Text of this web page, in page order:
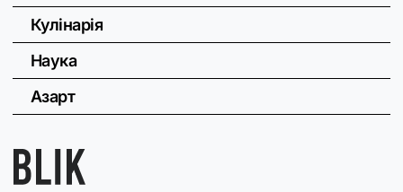
Кулінарія
Наука
Азарт